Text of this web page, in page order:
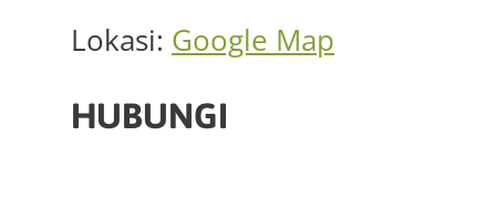
Lokasi: Google Map
HUBUNGI